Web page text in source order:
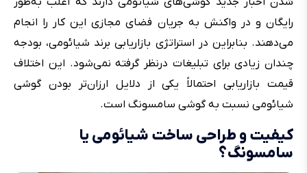
رایگان و در واکنش به جریان فضای مجازی این کار را انجام
می‌دهند. بنابراین در استراتژی بازاریابی برند شیائومی، بودجه
چندان زیادی برای تبلیغات درنظر گرفته نمی‌شود. این اختلاف
قیمت بازاریابی احتمالاً یکی از دلایل ارزان‌تر بودن گوشی
شیائومی نسبت به گوشی سامسونگ است.
کیفیت و طراحی ساخت شیائومی یا
سامسونگ؟